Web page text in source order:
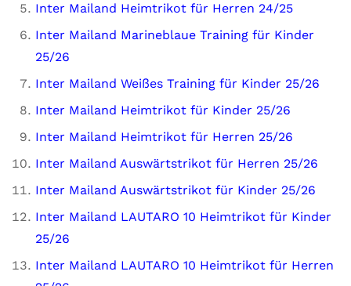
Inter Mailand Heimtrikot für Herren 24/25
Inter Mailand Marineblaue Training für Kinder
25/26
Inter Mailand Weißes Training für Kinder 25/26
Inter Mailand Heimtrikot für Kinder 25/26
Inter Mailand Heimtrikot für Herren 25/26
Inter Mailand Auswärtstrikot für Herren 25/26
Inter Mailand Auswärtstrikot für Kinder 25/26
Inter Mailand LAUTARO 10 Heimtrikot für Kinder
25/26
Inter Mailand LAUTARO 10 Heimtrikot für Herren